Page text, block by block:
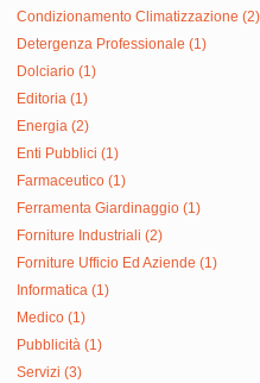
Condizionamento Climatizzazione (2)
Detergenza Professionale (1)
Dolciario (1)
Editoria (1)
Energia (2)
Enti Pubblici (1)
Farmaceutico (1)
Ferramenta Giardinaggio (1)
Forniture Industriali (2)
Forniture Ufficio Ed Aziende (1)
Informatica (1)
Medico (1)
Pubblicità (1)
Servizi (3)